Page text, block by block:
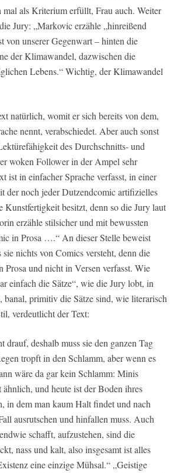
mal als Kriterium erfüllt, Frau auch. Weiter
Jury: „Markovic erzähle „hinreißend
von unserer Gegenwart – hinten die
der Klimawandel, dazwischen die
Lebens.“ Wichtig, der Klimawandel
natürlich, womit er sich bereits von dem,
nennt, verabschiedet. Aber auch sonst
des Durchschnitts- und
woken Follower in der Ampel sehr
ist in einfacher Sprache verfasst, in einer
der noch jeder Dutzendcomic artifizielles
Kunstfertigkeit besitzt, denn so die Jury laut
erzähle stilsicher und mit bewussten
in Prosa ….“ An dieser Stelle beweist
sie nichts von Comics versteht, denn die
Prosa und nicht in Versen verfasst. Wie
einfach die Sätze“, wie die Jury lobt, in
banal, primitiv die Sätze sind, wie literarisch
verdeutlicht der Text:
drauf, deshalb muss sie den ganzen Tag
tropft in den Schlamm, aber wenn es
wäre da gar kein Schlamm: Minis
und heute ist der Boden ihres
in dem man kaum Halt findet und nach
ausrutschen und hinfallen muss. Auch
schafft, aufzustehen, sind die
nass und kalt, also insgesamt ist alles
eine einzige Mühsal.“ „Geistige